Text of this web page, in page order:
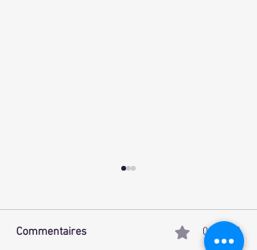
Commentaires 0.0/5 (0)